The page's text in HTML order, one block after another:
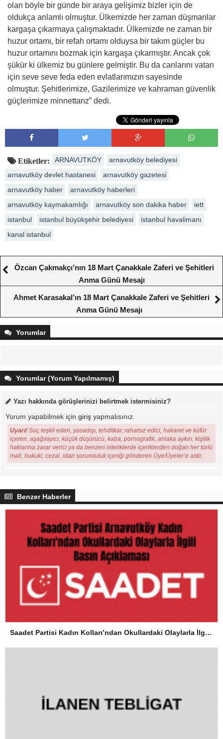
olan böyle bir günde bir araya gelişimiz bizler için de
oldukça anlamlı olmuştur. Ülkemizde her zaman düşmanlar
kargaşa çıkarmaya çalışmaktadır. Ülkemizde ne zaman bir
huzur ortamı, bir refah ortamı olduysa bir takım güçler bu
huzur ortamını bozmak için kargaşa çıkarmıştır. Ancak çok
şükür ki ülkemiz bu günlere gelmiştir. Bu da canlarını vatan
için seve seve feda eden evlatlarımızın sayesinde
olmuştur. Şehitlerimize, Gazilerimize ve kahraman güvenlik
güçlerimize minnettarız” dedi.
Etiketler: ARNAVUTKÖY
arnavutköy belediyesi
arnavutköy devlet hastanesi
arnavutköy gazetesi
arnavutköy haber
arnavutköy haberleri
arnavutköy kaymakamlığı
arnavutköy son dakika haber
iett
istanbul
istanbul büyükşehir belediyesi
istanbul havalimanı
kanal istanbul
Özcan Çakmakçı’nın 18 Mart Çanakkale Zaferi ve Şehitleri
Anma Günü Mesajı
Ahmet Karasakal’ın 18 Mart Çanakkale Zaferi ve Şehitleri
Anma Günü Mesajı
Yorumlar
Yorumlar (Yorum Yapılmamış)
Yazı hakkında görüşlerinizi belirtmek istermisiniz?
Yorum yapabilmek için giriş yapmalısınız.
Uyarı! Suç teşkil eden, yasadışı, tehditkar, rahatsız edici, hakaret ve küfür
içeren, aşağılayıcı, küçük düşürücü, kaba, pornografik, ahlaka aykırı, kişilik
haklarına zarar verici ya da benzeri niteliklerde içeriklerden doğan her türlü
mali, hukuki, cezai, idari sorumluluk içeriği gönderen Üye/Üyeler’e aittir.
Benzer Haberler
Saadet Partisi Kadın Kolları’ndan Okullardaki Olaylarla İlgili Basın Açıklaması